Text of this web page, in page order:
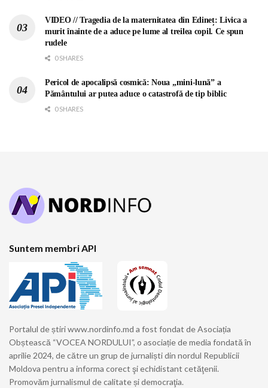
VIDEO // Tragedia de la maternitatea din Edineț: Livica a
murit înainte de a aduce pe lume al treilea copil. Ce spun
rudele
0 SHARES
Pericol de apocalipsă cosmică: Noua „mini-lună” a
Pământului ar putea aduce o catastrofă de tip biblic
0 SHARES
Suntem membri API
Portalul de știri www.nordinfo.md a fost fondat de Asociația
Obștească “VOCEA NORDULUI”, o asociație de media fondată în
aprilie 2024, de către un grup de jurnaliști din nordul Republicii
Moldova pentru a informa corect şi echidistant cetăţenii.
Promovăm jurnalismul de calitate și democraţia.